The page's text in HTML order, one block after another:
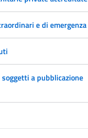
e di emergenza
a pubblicazione